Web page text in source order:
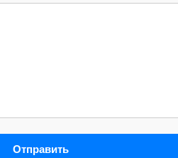
Отправить